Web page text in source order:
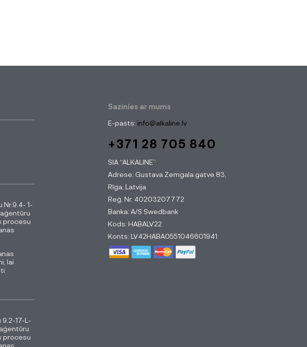
Nr.9.4- 1-
procesu
lai
9.2-17-L-
procesu
Sazinies ar mums
E-pasts: info@alkaline.lv
+371 28 705 840
SIA “ALKALINE”
Adrese: Gustava Zemgala gatve 83,
Rīga, Latvija
Reģ. Nr. 40203207772
Banka: A/S Swedbank
Kods: HABALV22
Konts: LV42HABA0551046601941